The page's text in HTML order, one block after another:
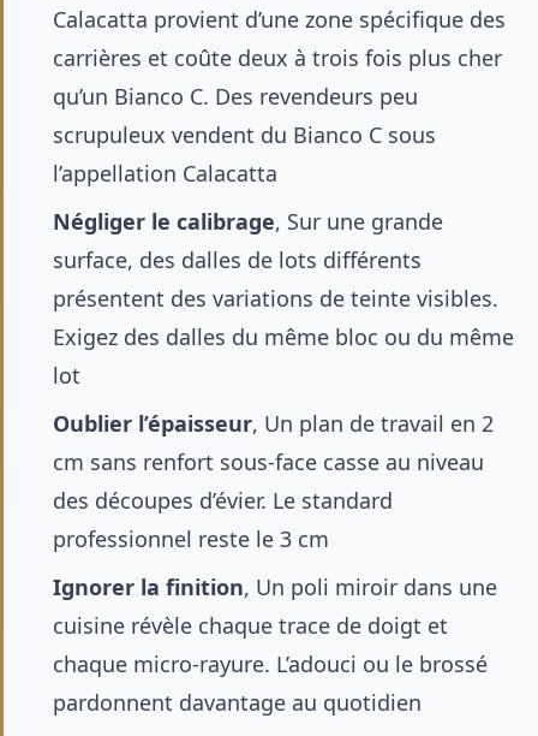
Calacatta provient d’une zone spécifique des
carrières et coûte deux à trois fois plus cher
qu’un Bianco C. Des revendeurs peu
scrupuleux vendent du Bianco C sous
l’appellation Calacatta
Négliger le calibrage, Sur une grande
surface, des dalles de lots différents
présentent des variations de teinte visibles.
Exigez des dalles du même bloc ou du même
lot
Oublier l’épaisseur, Un plan de travail en 2
cm sans renfort sous-face casse au niveau
des découpes d’évier. Le standard
professionnel reste le 3 cm
Ignorer la finition, Un poli miroir dans une
cuisine révèle chaque trace de doigt et
chaque micro-rayure. L’adouci ou le brossé
pardonnent davantage au quotidien